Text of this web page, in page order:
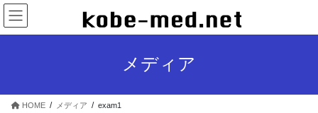
コ
ン
テ
ス
ナ
ビ
ゲ
ン
メディア
HOME メディア exam1